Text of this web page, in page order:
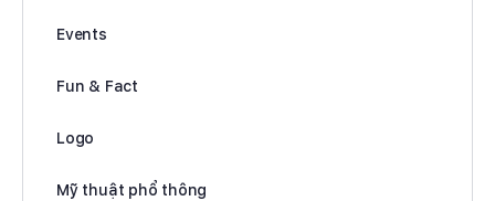
Events
Fun & Fact
Logo
Mỹ thuật phổ thông